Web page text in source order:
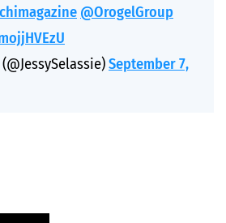
@OrogelGroup
September 7,